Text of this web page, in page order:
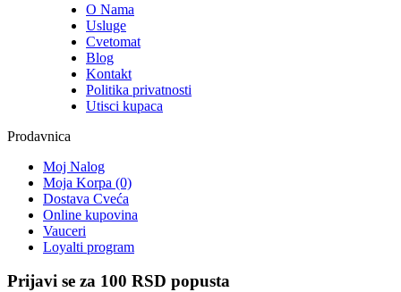
O Nama
Usluge
Cvetomat
Blog
Kontakt
Politika privatnosti
Utisci kupaca
Prodavnica
Moj Nalog
Moja Korpa (0)
Dostava Cveća
Online kupovina
Vauceri
Loyalti program
Prijavi se za 100 RSD popusta